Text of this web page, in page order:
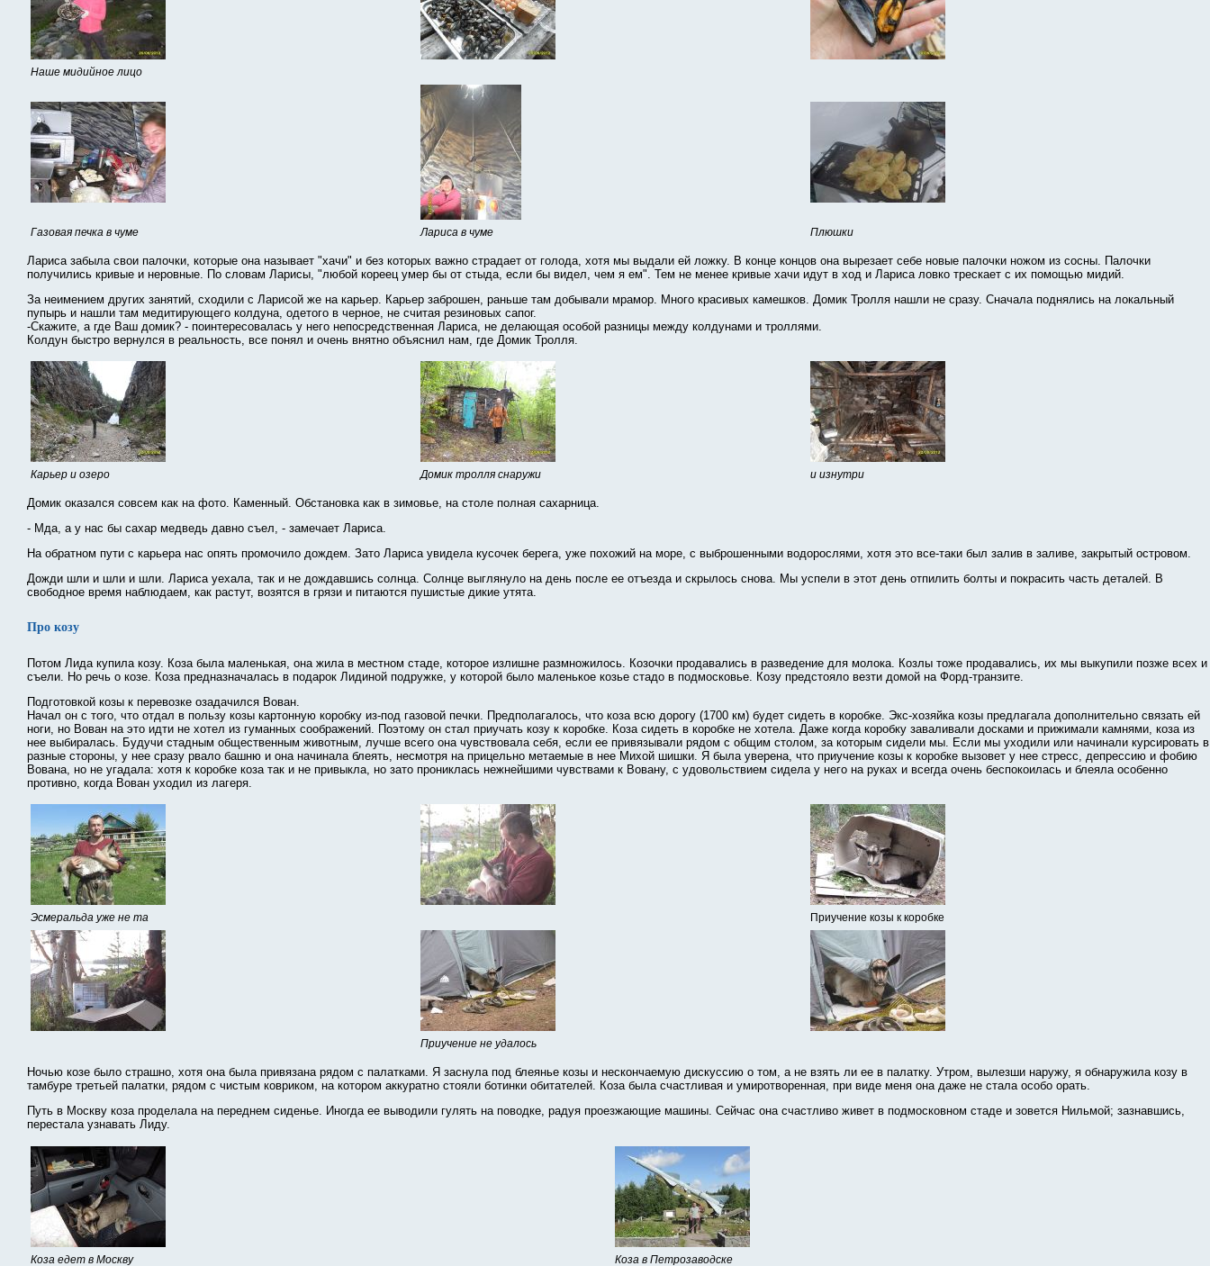
Наше мидийное лицо
Газовая печка в чуме Лариса в чуме Плюшки
Лариса забыла свои палочки, которые она называет "хачи" и без которых важно страдает от голода, хотя мы выдали ей ложку. В конце концов она вырезает себе новые палочки ножом из сосны. Палочки
получились кривые и неровные. По словам Ларисы, "любой кореец умер бы от стыда, если бы видел, чем я ем". Тем не менее кривые хачи идут в ход и Лариса ловко трескает с их помощью мидий.
За неимением других занятий, сходили с Ларисой же на карьер. Карьер заброшен, раньше там добывали мрамор. Много красивых камешков. Домик Тролля нашли не сразу. Сначала поднялись на локальный
пупырь и нашли там медитирующего колдуна, одетого в черное, не считая резиновых сапог.
-Скажите, а где Ваш домик? - поинтересовалась у него непосредственная Лариса, не делающая особой разницы между колдунами и троллями.
Колдун быстро вернулся в реальность, все понял и очень внятно объяснил нам, где Домик Тролля.
Карьер и озеро Домик тролля снаружи и изнутри
Домик оказался совсем как на фото. Каменный. Обстановка как в зимовье, на столе полная сахарница.
- Мда, а у нас бы сахар медведь давно съел, - замечает Лариса.
На обратном пути с карьера нас опять промочило дождем. Зато Лариса увидела кусочек берега, уже похожий на море, с выброшенными водорослями, хотя это все-таки был залив в заливе, закрытый островом.
Дожди шли и шли и шли. Лариса уехала, так и не дождавшись солнца. Солнце выглянуло на день после ее отъезда и скрылось снова. Мы успели в этот день отпилить болты и покрасить часть деталей. В
свободное время наблюдаем, как растут, возятся в грязи и питаются пушистые дикие утята.
Про козу
Потом Лида купила козу. Коза была маленькая, она жила в местном стаде, которое излишне размножилось. Козочки продавались в разведение для молока. Козлы тоже продавались, их мы выкупили позже всех и
съели. Но речь о козе. Коза предназначалась в подарок Лидиной подружке, у которой было маленькое козье стадо в подмосковье. Козу предстояло везти домой на Форд-транзите.
Подготовкой козы к перевозке озадачился Вован.
Начал он с того, что отдал в пользу козы картонную коробку из-под газовой печки. Предполагалось, что коза всю дорогу (1700 км) будет сидеть в коробке. Экс-хозяйка козы предлагала дополнительно связать ей
ноги, но Вован на это идти не хотел из гуманных соображений. Поэтому он стал приучать козу к коробке. Коза сидеть в коробке не хотела. Даже когда коробку заваливали досками и прижимали камнями, коза из
нее выбиралась. Будучи стадным общественным животным, лучше всего она чувствовала себя, если ее привязывали рядом с общим столом, за которым сидели мы. Если мы уходили или начинали курсировать в
разные стороны, у нее сразу рвало башню и она начинала блеять, несмотря на прицельно метаемые в нее Михой шишки. Я была уверена, что приучение козы к коробке вызовет у нее стресс, депрессию и фобию
Вована, но не угадала: хотя к коробке коза так и не привыкла, но зато прониклась нежнейшими чувствами к Вовану, с удовольствием сидела у него на руках и всегда очень беспокоилась и блеяла особенно
противно, когда Вован уходил из лагеря.
Эсмеральда уже не та Приучение козы к коробке
Приучение не удалось
Ночью козе было страшно, хотя она была привязана рядом с палатками. Я заснула под блеянье козы и нескончаемую дискуссию о том, а не взять ли ее в палатку. Утром, вылезши наружу, я обнаружила козу в
тамбуре третьей палатки, рядом с чистым ковриком, на котором аккуратно стояли ботинки обитателей. Коза была счастливая и умиротворенная, при виде меня она даже не стала особо орать.
Путь в Москву коза проделала на переднем сиденье. Иногда ее выводили гулять на поводке, радуя проезжающие машины. Сейчас она счастливо живет в подмосковном стаде и зовется Нильмой; зазнавшись,
перестала узнавать Лиду.
Коза едет в Москву Коза в Петрозаводске